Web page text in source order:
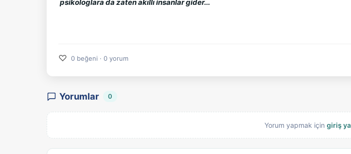
psikologlara da zaten akıllı insanlar gider...
♡ 0 beğeni · 0 yorum
Yorumlar 0
Yorum yapmak için giriş